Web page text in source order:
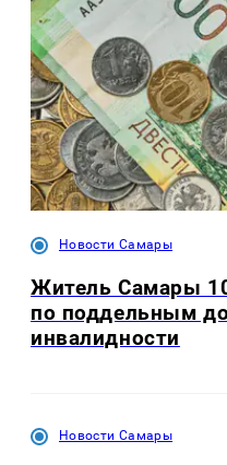
Новости Самары
Житель Самары
по поддельным
инвалидности
Новости Самары